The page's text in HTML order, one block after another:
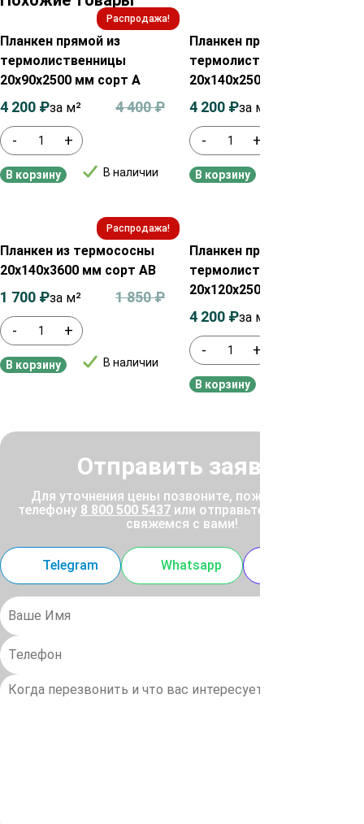
Распродажа!
Планкен прямой из
термолиственницы
20х90х2500 мм сорт А
- +
В наличии
4 400₽
4 200 ₽за м²
В корзину
Планкен прямой из
термолиственницы
20х140х2500 мм сорт А
- +
4 200 ₽за м²
В корзину
Распродажа!
Планкен из термососны
20х140х3600 мм сорт АВ
- +
В наличии
1 850₽
1 700 ₽за м²
В корзину
Планкен прямой из
термолиственницы
20х120х2500 мм сорт А
- +
4 200 ₽за м²
В корзину
Отправить заявку
Для уточнения цены позвоните, пожалуйста, по
телефону 8 800 500 5437 или отправьте заявку, и мы
свяжемся с вами!
Telegram Whatsapp